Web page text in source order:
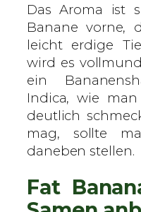
Das Aroma ist
Banane vorne,
leicht erdige
wird es
ein
Indica, wie
deutlich
mag, sollte
daneben stellen.
Fat